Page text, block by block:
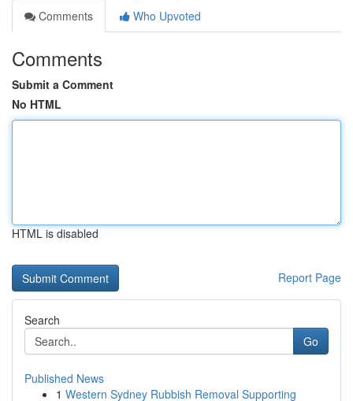
Comments
Who Upvoted
Comments
Submit a Comment
No HTML
HTML is disabled
Report Page
Search
Go
Published News
1 Western Sydney Rubbish Removal Supporting